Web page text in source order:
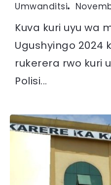
Umwanditsi
Kuva kuri uyu wa
Ugushyingo 2024
rukerera rwo kuri
Polisi...